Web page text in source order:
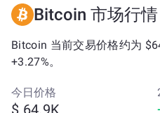
Bitcoin 市场行情
Bitcoin 当前交易价格约为
+3.27%。
今日价格
$ 64.9K